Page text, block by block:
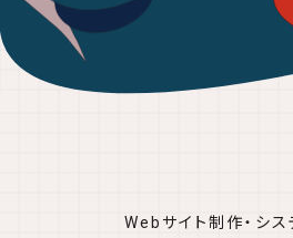
Webサイト制作・シ